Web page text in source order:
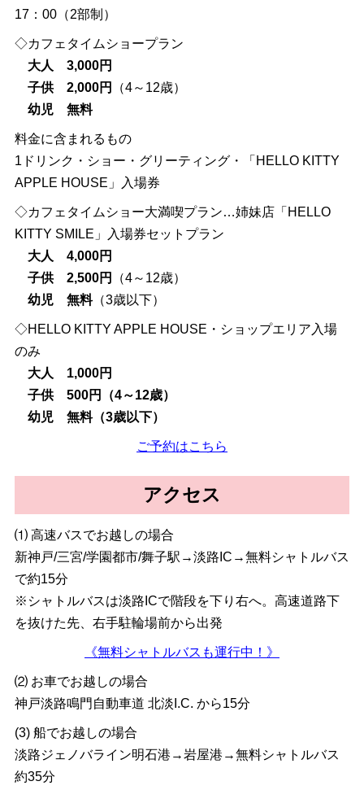
17：00（2部制）
◇カフェタイムショープラン
大人 3,000円
子供 2,000円
（4～12歳）
幼児 無料
料金に含まれるもの
1ドリンク・ショー・グリーティング・「HELLO KITTY
APPLE HOUSE」入場券
◇カフェタイムショー大満喫プラン…姉妹店「HELLO
KITTY SMILE」入場券セットプラン
大人 4,000円
子供 2,500円
（4～12歳）
幼児 無料（3歳以下）
◇HELLO KITTY APPLE HOUSE・ショップエリア入場
のみ
大人 1,000円
子供 500円（4～12歳）
幼児 無料（3歳以下）
ご予約はこちら
アクセス
⑴ 高速バスでお越しの場合
新神戸/三宮/学園都市/舞子駅→淡路IC→無料シャトルバス
で約15分
※シャトルバスは淡路ICで階段を下り右へ。高速道路下
を抜けた先、右手駐輪場前から出発
《無料シャトルバスも運行中！》
⑵ お車でお越しの場合
神戸淡路鳴門自動車道 北淡I.C. から15分
(3) 船でお越しの場合
淡路ジェノバライン明石港→岩屋港→無料シャトルバス
約35分